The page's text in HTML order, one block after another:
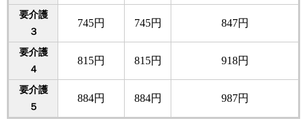
要介護
３
745円 745円 847円
要介護
４
815円 815円 918円
要介護
５
884円 884円 987円